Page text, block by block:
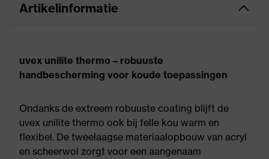
Artikelinformatie
uvex unilite thermo – robuuste
handbescherming voor koude toepassingen
Ondanks de extreem robuuste coating blijft de
uvex unilite thermo ook bij felle kou warm en
flexibel. De tweelaagse materiaalopbouw van acryl
en scheerwol zorgt voor een aangenaam